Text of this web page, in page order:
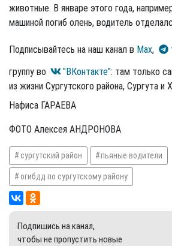
животные. В январе этого года,
машиной погиб олень, водитель
Подписывайтесь на наш канал в Max,
группу во
"ВКонтакте": там только
из жизни Сургутского района, Сургута и
Нафиса ГАРАЕВА
ФОТО Алексея АНДРОНОВА
сургутский район пьяные водители
огибдд по сургутскому району
Подпишись на канал,
чтобы не пропустить новые